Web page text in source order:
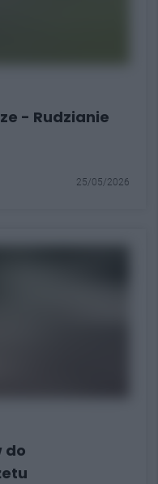
- Rudzianie
25/05/2026
do